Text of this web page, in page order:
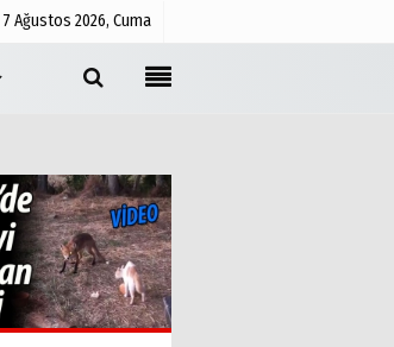
7 Ağustos 2026, Cuma
Medyabar.com
Künye
İletişim